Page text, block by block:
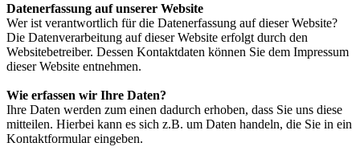
Datenerfassung auf unserer Website
Wer ist verantwortlich für die Datenerfassung auf dieser Website?
Die Datenverarbeitung auf dieser Website erfolgt durch den
Websitebetreiber. Dessen Kontaktdaten können Sie dem Impressum
dieser Website entnehmen.
Wie erfassen wir Ihre Daten?
Ihre Daten werden zum einen dadurch erhoben, dass Sie uns diese
mitteilen. Hierbei kann es sich z.B. um Daten handeln, die Sie in ein
Kontaktformular eingeben.